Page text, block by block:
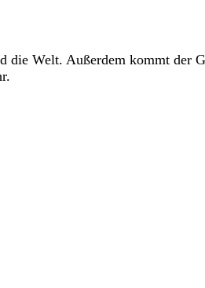
Welt. Außerdem kommt der